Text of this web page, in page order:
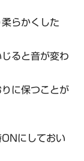
らかくした
ると音が変わ
に保つことが
にしておい